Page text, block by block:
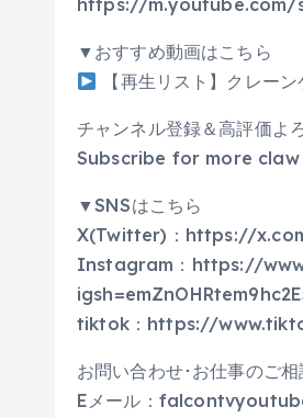
https://m.youtube.com/
▼おすすめ動画はこちら
【再生リスト】クレ
チャンネル登録＆高評価よ
Subscribe for more
▼SNSはこちら
X(Twitter)：https://
Instagram：https://
tiktok：https://
お問い合わせ･お仕事のご
Eメール：